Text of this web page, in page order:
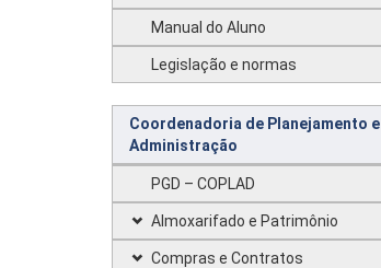
Manual do Aluno
Legislação e normas
Coordenadoria de Planejamento e
Administração
PGD – COPLAD
Almoxarifado e Patrimônio
Compras e Contratos